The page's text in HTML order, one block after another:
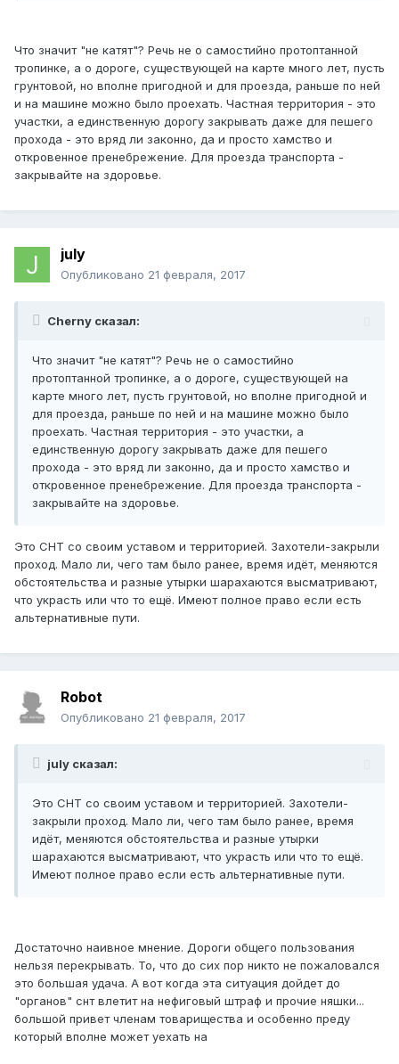
Что значит "не катят"? Речь не о самостийно протоптанной
тропинке, а о дороге, существующей на карте много лет, пусть
грунтовой, но вполне пригодной и для проезда, раньше по ней
и на машине можно было проехать. Частная территория - это
участки, а единственную дорогу закрывать даже для пешего
прохода - это вряд ли законно, да и просто хамство и
откровенное пренебрежение. Для проезда транспорта -
закрывайте на здоровье.
july
Опубликовано 21 февраля, 2017
Cherny сказал:
Что значит "не катят"? Речь не о самостийно
протоптанной тропинке, а о дороге, существующей на
карте много лет, пусть грунтовой, но вполне пригодной и
для проезда, раньше по ней и на машине можно было
проехать. Частная территория - это участки, а
единственную дорогу закрывать даже для пешего
прохода - это вряд ли законно, да и просто хамство и
откровенное пренебрежение. Для проезда транспорта -
закрывайте на здоровье.
Это СНТ со своим уставом и территорией. Захотели-закрыли
проход. Мало ли, чего там было ранее, время идёт, меняются
обстоятельства и разные утырки шарахаются высматривают,
что украсть или что то ещё. Имеют полное право если есть
альтернативные пути.
Robot
Опубликовано 21 февраля, 2017
july сказал:
Это СНТ со своим уставом и территорией. Захотели-
закрыли проход. Мало ли, чего там было ранее, время
идёт, меняются обстоятельства и разные утырки
шарахаются высматривают, что украсть или что то ещё.
Имеют полное право если есть альтернативные пути.
Достаточно наивное мнение. Дороги общего пользования
нельзя перекрывать. То, что до сих пор никто не пожаловался
это большая удача. А вот когда эта ситуация дойдет до
"органов" снт влетит на нефиговый штраф и прочие няшки...
большой привет членам товарищества и особенно преду
который вполне может уехать на